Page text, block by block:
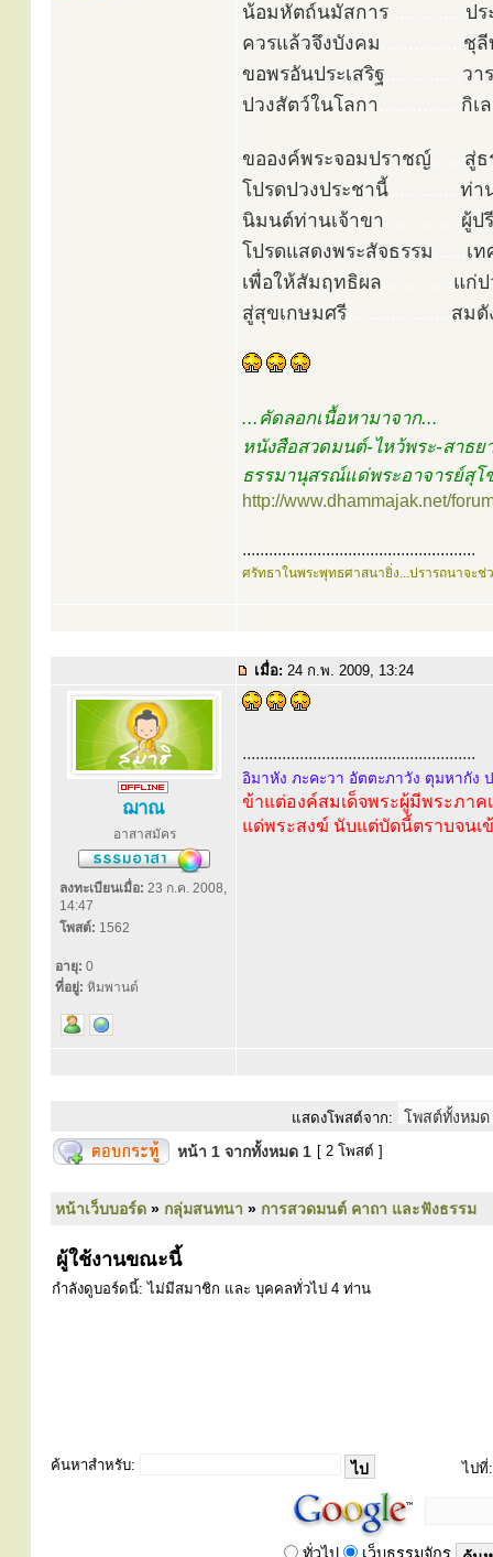
น้อมหัตถ์นมัสการ
ป
ควรแล้วจึงบังคม
ชุลี
ขอพรอันประเสริฐ
วา
ปวงสัตว์ในโลกา
กิเ
ขอองค์พระจอมปราชญ์
สู่ธ
โปรดปวงประชานี้
ท่า
นิมนต์ท่านเจ้าขา
ผู้ป
โปรดแสดงพระสัจธรรม
เ
เพื่อให้สัมฤทธิผล
แก่
สู่สุขเกษมศรี
สมดั
...คัดลอกเนื้อหามาจาก...
หนังสือสวดมนต์-ไหว้พระ-สาธย
ธรรมานุสรณ์แด่พระอาจารย์สุ
http://www.dhammajak.net/
.....................................................
ศรัทธาในพระพุทธศาสนายิ่ง...ปรารถนาจะ
เมื่อ: 24 ก.พ. 2009, 13:24
ฌาณ
อาสาสมัคร
ลงทะเบียนเมื่อ: 23 ก.ค. 2008,
14:47
โพสต์: 1562
อายุ: 0
ที่อยู่: หิมพานต์
.....................................................
อิมาหัง ภะคะวา อัตตะภาวัง ตุมหากัง
ข้าแต่องค์สมเด็จพระผู้มีพระภาค
แด่พระสงฆ์ นับแต่บัดนี้ตราบจนเ
แสดงโพสต์จาก:
หน้า 1 จากทั้งหมด 1 [ 2 โพสต์ ]
หน้าเว็บบอร์ด » กลุ่มสนทนา » การสวดมนต์ คาถา และฟังธรรม
ผู้ใช้งานขณะนี้
กำลังดูบอร์ดนี้: ไม่มีสมาชิก และ บุคคลทั่วไป 4 ท่าน
ค้นหาสำหรับ: ไปที่: